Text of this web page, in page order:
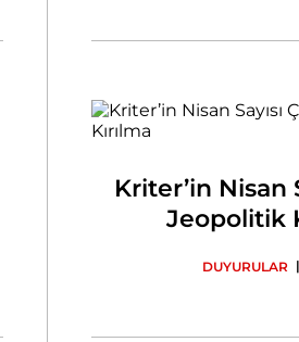
Kriter’in Nisan
Jeopolitik
DUYURULAR |